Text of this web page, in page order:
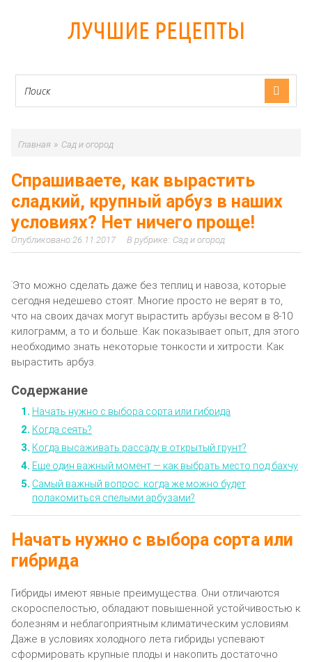
ЛУЧШИЕ РЕЦЕПТЫ
Главная » Сад и огород
Спрашиваете, как вырастить
сладкий, крупный арбуз в наших
условиях? Нет ничего проще!
26.11.2017 Сад и огород
Это можно сделать даже без теплиц и навоза, которые
сегодня недешево стоят. Многие просто не верят в то,
что на своих дачах могут вырастить арбузы весом в 8-10
килограмм, а то и больше. Как показывает опыт, для этого
необходимо знать некоторые тонкости и хитрости. Как
вырастить арбуз.
Начать нужно с выбора сорта или гибрида
Когда сеять?
Когда высаживать рассаду в открытый грунт?
Еще один важный момент — как выбрать место под бахчу
Самый важный вопрос: когда же можно будет
полакомиться спелыми арбузами?
Начать нужно с выбора сорта или
гибрида
Гибриды имеют явные преимущества. Они отличаются
скороспелостью, обладают повышенной устойчивостью к
болезням и неблагоприятным климатическим условиям.
Даже в условиях холодного лета гибриды успевают
сформировать крупные плоды и накопить достаточно